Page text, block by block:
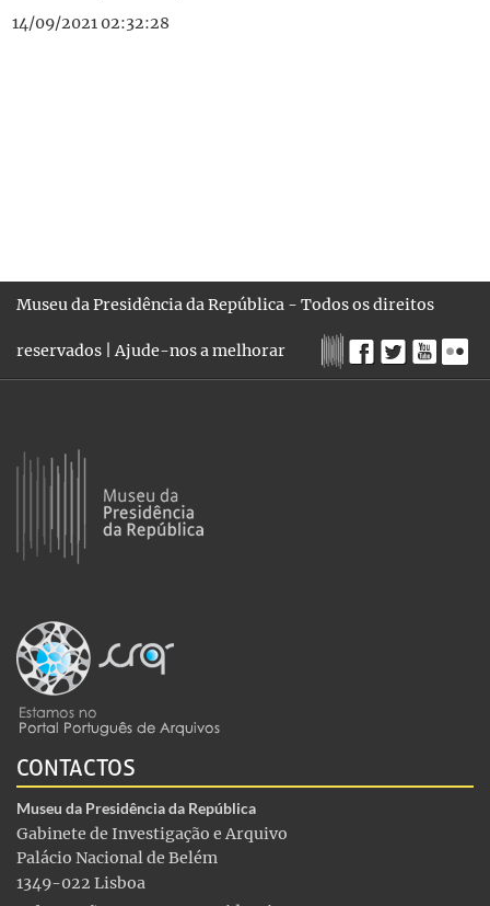
14/09/2021 02:32:28
Museu da Presidência da República - Todos os direitos
reservados |Ajude-nos a melhorar
CONTACTOS
Museu da Presidência da República
Gabinete de Investigação e Arquivo
Palácio Nacional de Belém
1349-022 Lisboa